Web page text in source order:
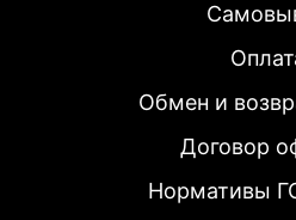
Обмен и
Договор
Нормативы